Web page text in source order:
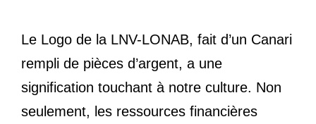
Le Logo de la LNV-LONAB, fait d’un Canari
rempli de pièces d’argent, a une
signification touchant à notre culture. Non
seulement, les ressources financières